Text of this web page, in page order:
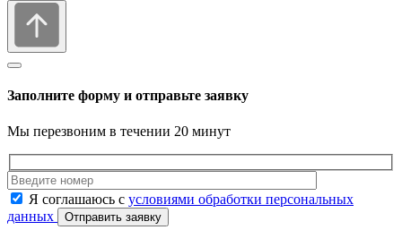
Заполните форму и отправьте заявку
Мы перезвоним в течении 20 минут
Я соглашаюсь с условиями обработки персональных
данных
Отправить заявку